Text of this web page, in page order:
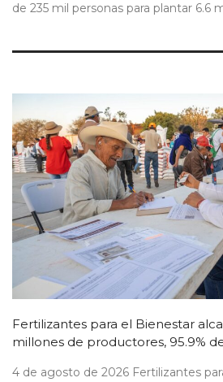
de 235 mil personas para plantar 6.6
Fertilizantes para el Bienestar
millones de productores, 95.9%
4 de agosto de 2026 Fertilizantes